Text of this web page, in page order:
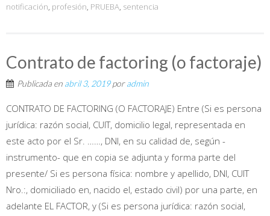
notificación, profesión, PRUEBA, sentencia
Contrato de factoring (o factoraje)
Publicada en abril 3, 2019poradmin
CONTRATO DE FACTORING (O FACTORAJE) Entre (Si es persona
jurídica: razón social, CUIT, domicilio legal, representada en
este acto por el Sr. ……, DNI, en su calidad de, según -
instrumento- que en copia se adjunta y forma parte del
presente/ Si es persona física: nombre y apellido, DNI, CUIT
Nro.:, domiciliado en, nacido el, estado civil) por una parte, en
adelante EL FACTOR, y (Si es persona jurídica: razón social,